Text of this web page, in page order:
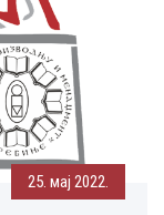
25. мај 2022.